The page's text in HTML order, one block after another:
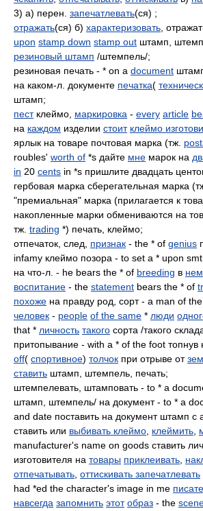
3) а) перен. запечатлевать(ся) ;
отражать(ся) б) характеризовать ,
upon stamp down stamp out штамп,
резиновый штамп /штемпель/;
резиновая печать - * on a document
на каком-л. документе печатка(
штамп;
пестклеймо, маркировка - every article
на каждом изделии стоит клеймо
ярлык на товаре почтовая марка (тж.
roubles' worth of *s дайте мне марок на
in 20 cents in *s пришлите двадцать
гербовая марка сберегательная марка
"премиальная" марка (прилагается к
накопленные марки обмениваются на
тж. trading *) печать, клеймо;
отпечаток, след, признак - the * of genius
infamy клеймо позора - to set a * upon
на что-л. - he bears the * of breeding в нем
воспитание - the statement bears the * of
похоже на правду род, сорт - a man of the
человек - people of the same * люди
that * личность такого сорта /такого
притопывание - with a * of the foot топнув
off( спортивное) толчок при отрыве от
ставить штамп, штемпель, печать;
штемпелевать, штамповать - to * a
штамп, штемпель/ на документ - to * a
and date поставить на документ штамп с
ставить или выбивать клеймо клеймить
manufacturer's name on goods ставить
изготовителя на товары приклеивать
отпечатывать оттискивать запечатлевать
had *ed the character's image in me
навсегда запомнить этот образ - the